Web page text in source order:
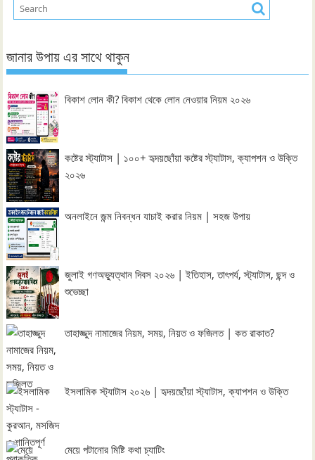
জানার উপায় এর সাথে থাকুন
বিকাশ লোন কী? বিকাশ থেকে লোন নেওয়ার নিয়ম ২০২৬
কষ্টের স্ট্যাটাস | ১০০+ হৃদয়ছোঁয়া কষ্টের স্ট্যাটাস, ক্যাপশন ও উক্তি
২০২৬
অনলাইনে জন্ম নিবন্ধন যাচাই করার নিয়ম | সহজ উপায়
জুলাই গণঅভ্যুত্থান দিবস ২০২৬ | ইতিহাস, তাৎপর্য, স্ট্যাটাস, ছন্দ ও
শুভেচ্ছা
তাহাজ্জুদ নামাজের নিয়ম, সময়, নিয়ত ও ফজিলত | কত রাকাত?
ইসলামিক স্ট্যাটাস ২০২৬ | হৃদয়ছোঁয়া স্ট্যাটাস, ক্যাপশন ও উক্তি
মেয়ে পটানোর মিষ্টি কথা চ্যাটিং